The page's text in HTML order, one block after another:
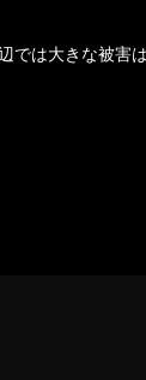
では大きな被害